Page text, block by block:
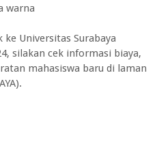
warna
ke Universitas Surabaya
silakan cek informasi biaya,
mahasiswa baru di laman